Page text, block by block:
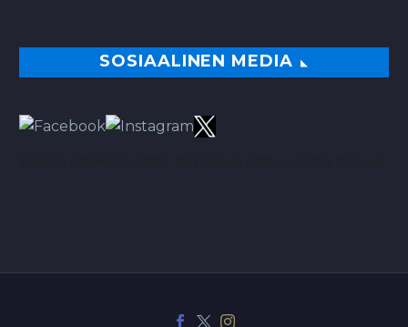
SOSIAALINEN MEDIA